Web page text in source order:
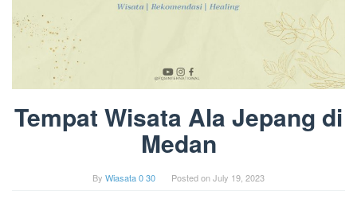
Tempat Wisata Ala Jepang di
Medan
By Wiasata 0 30 Posted onJuly 19, 2023